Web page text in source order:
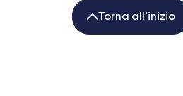
Torna all'inizio